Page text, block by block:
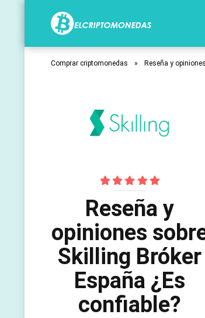
Comprar criptomonedas » Reseña y
Reseña y
opiniones
Skilling Bróker
España ¿Es
confiable?